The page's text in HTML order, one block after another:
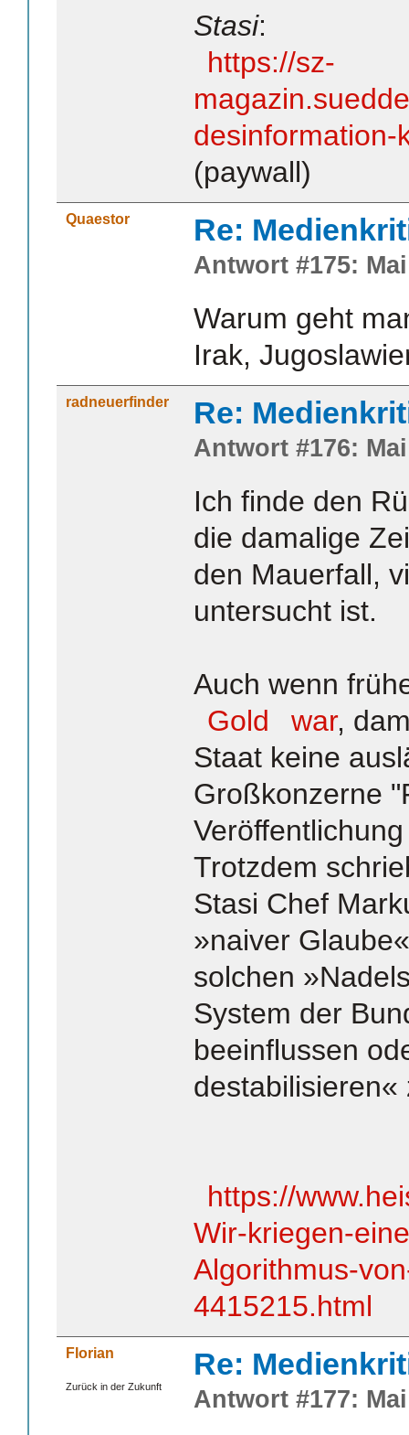
Stasi:
https://sz-
desinformation-
(paywall)
Quaestor Re:
Antwort #175:
Warum geht
Irak,
radneuerfinder Re:
Antwort #176:
Ich finde den
die damalige
den Mauerfall,
untersucht ist.
Auch wenn
Gold
war,
Staat keine
Großkonzerne
Trotzdem
Stasi Chef
»naiver
solchen
System der
beeinflussen
destabilisieren«
https://
Wir-kriegen-
Algorithmus-
4415215.html
Florian
Zurück in der Zukunft
Re:
Antwort #177: